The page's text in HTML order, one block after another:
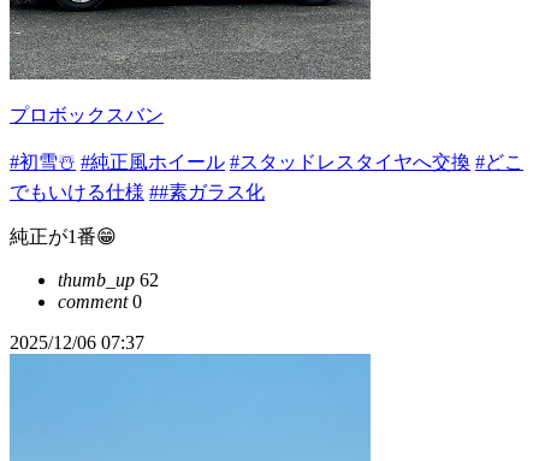
プロボックスバン
#初雪☃️ #純正風ホイール #スタッドレスタイヤへ交換 #どこ
でもいける仕様 ##素ガラス化
純正が1番😁
thumb_up 62
comment0
2025/12/06 07:37